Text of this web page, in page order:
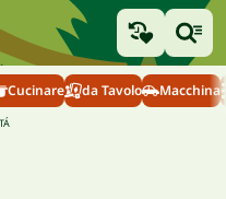
Cucinare da Tavolo Macchina